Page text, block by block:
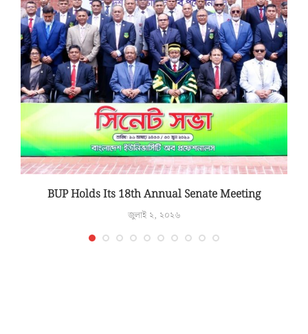
BUP Holds Its 18th Annual Senate Meeting
জুলাই ২, ২০২৬